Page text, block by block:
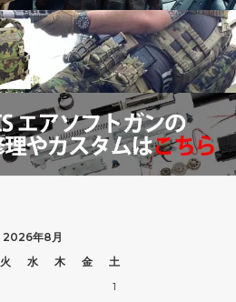
2026年8月
火 水 木 金
土
1